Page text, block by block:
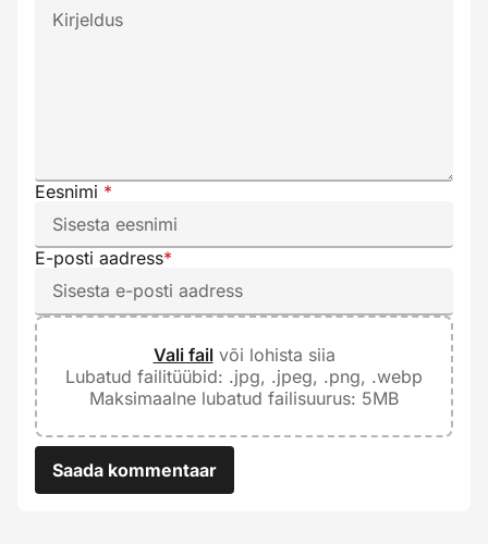
Eesnimi *
E-posti aadress*
Vali fail või lohista siia
Lubatud failitüübid: .jpg, .jpeg, .png, .webp
Maksimaalne lubatud failisuurus: 5MB
Saada kommentaar